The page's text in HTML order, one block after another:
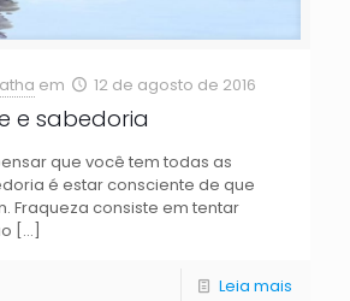
em 12 de agosto de 2016
e sabedoria
que você tem todas as
é estar consciente de que
Fraqueza consiste em tentar
[…]
Leia mais